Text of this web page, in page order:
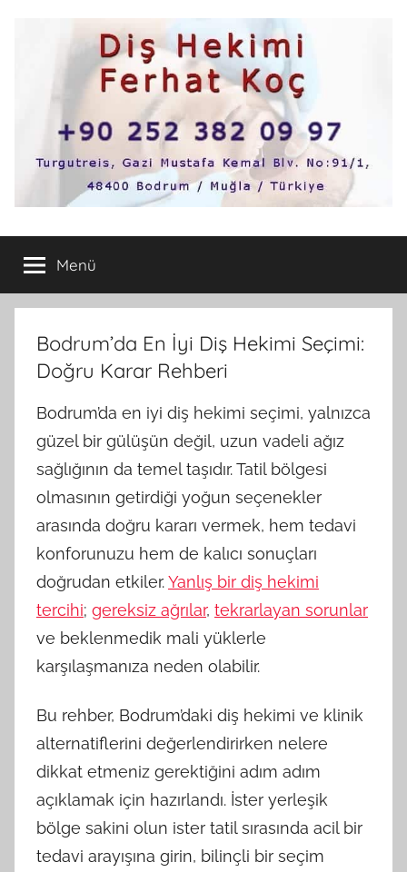
Bodrum
Diş
Hekimi
iyi
ve
tavsiye
edilen
hekimleri,diş
klinikleri
Menü
Bodrum’da En İyi Diş Hekimi Seçimi:
Doğru Karar Rehberi
Bodrum’da en iyi diş hekimi seçimi, yalnızca
güzel bir gülüşün değil, uzun vadeli ağız
sağlığının da temel taşıdır. Tatil bölgesi
olmasının getirdiği yoğun seçenekler
arasında doğru kararı vermek, hem tedavi
konforunuzu hem de kalıcı sonuçları
doğrudan etkiler.Yanlış bir diş hekimi
tercihi; gereksiz ağrılar, tekrarlayan sorunlar
ve beklenmedik mali yüklerle
karşılaşmanıza neden olabilir.
Bu rehber, Bodrum’daki diş hekimi ve klinik
alternatiflerini değerlendirirken nelere
dikkat etmeniz gerektiğini adım adım
açıklamak için hazırlandı. İster yerleşik
bölge sakini olun ister tatil sırasında acil bir
tedavi arayışına girin, bilinçli bir seçim